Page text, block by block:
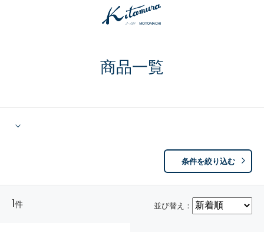
商品一覧
条件を絞り込む
1件 並び替え：